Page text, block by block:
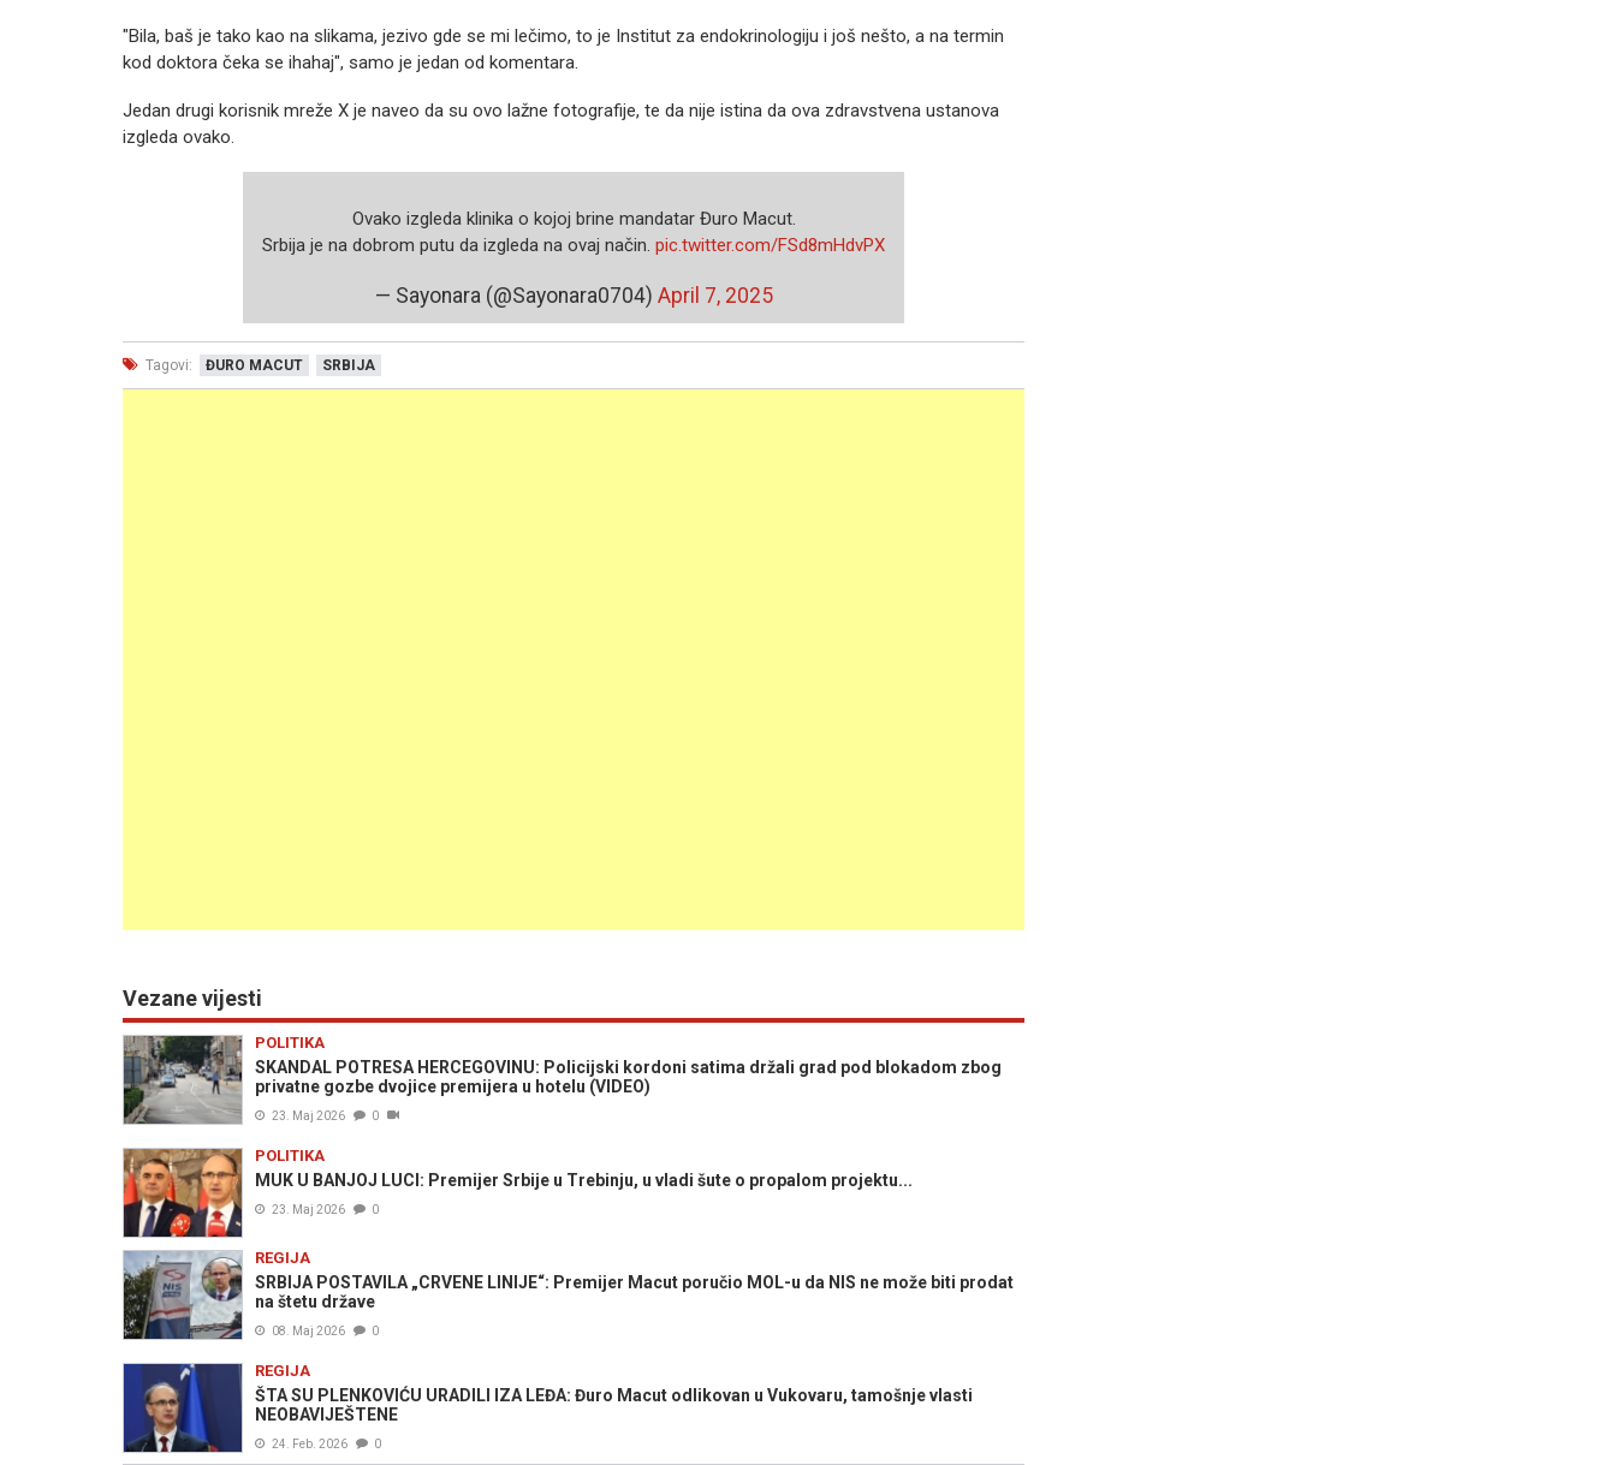
"Bila, baš je tako kao na slikama, jezivo gde se mi lečimo, to je Institut za endokrinologiju i još nešto, a na termin
kod doktora čeka se ihahaj", samo je jedan od komentara.
Jedan drugi korisnik mreže X je naveo da su ovo lažne fotografije, te da nije istina da ova zdravstvena ustanova
izgleda ovako.
Ovako izgleda klinika o kojoj brine mandatar Đuro Macut.
Srbija je na dobrom putu da izgleda na ovaj način. pic.twitter.com/FSd8mHdvPX
— Sayonara (@Sayonara0704) April 7, 2025
Tagovi: ĐURO MACUT SRBIJA
Vezane vijesti
POLITIKA
SKANDAL POTRESA HERCEGOVINU: Policijski kordoni satima držali grad pod blokadom zbog
privatne gozbe dvojice premijera u hotelu (VIDEO)
23. Maj 2026 0
POLITIKA
MUK U BANJOJ LUCI: Premijer Srbije u Trebinju, u vladi šute o propalom projektu...
23. Maj 2026 0
REGIJA
SRBIJA POSTAVILA „CRVENE LINIJE“: Premijer Macut poručio MOL-u da NIS ne može biti prodat
na štetu države
08. Maj 2026 0
REGIJA
ŠTA SU PLENKOVIĆU URADILI IZA LEĐA: Đuro Macut odlikovan u Vukovaru, tamošnje vlasti
NEOBAVIJEŠTENE
24. Feb. 2026 0